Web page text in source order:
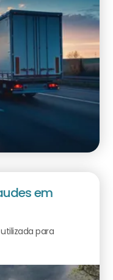
em
para